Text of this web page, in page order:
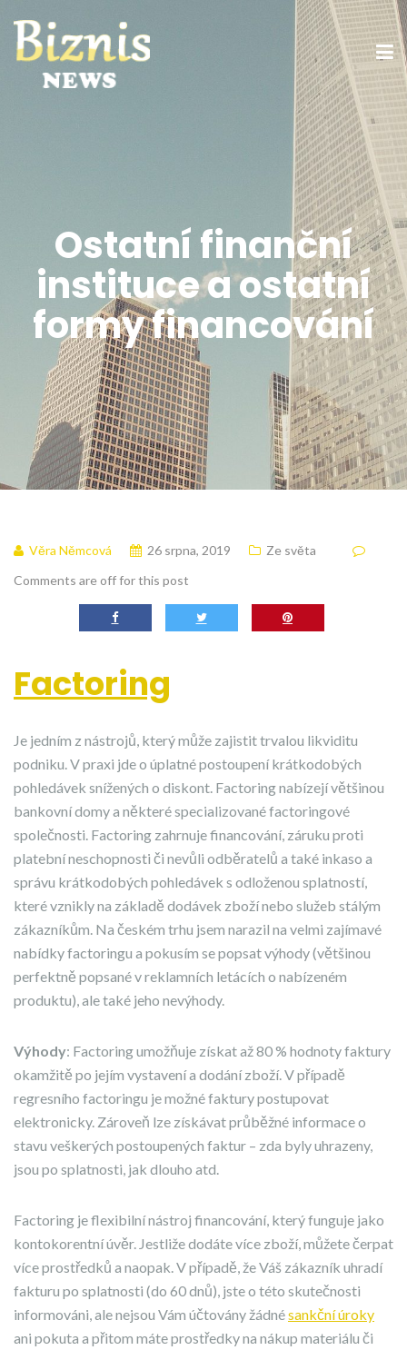
Ostatní finanční
instituce a ostatní
formy financování
Věra Němcová 26 srpna, 2019
Ze světa
Comments are off for this post
Factoring
Je jedním z nástrojů, který může zajistit trvalou likviditu
podniku. V praxi jde o úplatné postoupení krátkodobých
pohledávek snížených o diskont. Factoring nabízejí většinou
bankovní domy a některé specializované factoringové
společnosti. Factoring zahrnuje financování, záruku proti
platební neschopnosti či nevůli odběratelů a také inkaso a
správu krátkodobých pohledávek s odloženou splatností,
které vznikly na základě dodávek zboží nebo služeb stálým
zákazníkům. Na českém trhu jsem narazil na velmi zajímavé
nabídky factoringu a pokusím se popsat výhody (většinou
perfektně popsané v reklamních letácích o nabízeném
produktu), ale také jeho nevýhody.
Výhody: Factoring umožňuje získat až 80 % hodnoty faktury
okamžitě po jejím vystavení a dodání zboží. V případě
regresního factoringu je možné faktury postupovat
elektronicky. Zároveň lze získávat průběžné informace o
stavu veškerých postoupených faktur – zda byly uhrazeny,
jsou po splatnosti, jak dlouho atd.
Factoring je flexibilní nástroj financování, který funguje jako
kontokorentní úvěr. Jestliže dodáte více zboží, můžete čerpat
více prostředků a naopak. V případě, že Váš zákazník uhradí
fakturu po splatnosti (do 60 dnů), jste o této skutečnosti
informováni, ale nejsou Vám účtovány žádnésankční úroky
ani pokuta a přitom máte prostředky na nákup materiálu či